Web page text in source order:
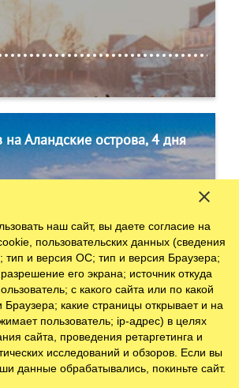
Аландские острова, 4 дня
Гирвас", 1 день
наш сайт, вы даете согласие на
пользовательских данных (сведения
тип и версия ОС; тип и версия Браузера;
его экрана; источник откуда
с какого сайта или по какой
какие страницы открывает и на
пользователь; ip-адрес) в целях
сайта, проведения ретаргетинга и
исследований и обзоров. Если вы
данные обрабатывались, покиньте сайт.